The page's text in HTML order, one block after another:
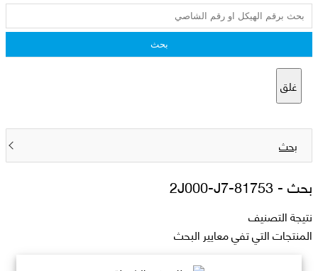
بحث
غلق
بحث
بحث -81753-2J000-J7
نتيجة التصنيف
المنتجات التي تفي معايير البحث